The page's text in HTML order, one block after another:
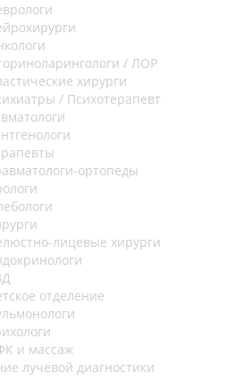
/ ЛОР
хирурги
/ Психотерапевт
ортопеды
лицевые хирурги
отделение
и массаж
лучевой диагностики